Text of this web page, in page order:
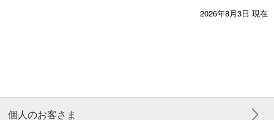
に設定してください。「@fukuoka-fg.com」
③審査結果については最短翌営業日でマイページ
2026年8月3日 現在
個人のお客さま